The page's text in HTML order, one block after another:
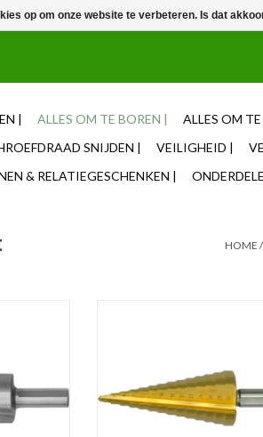
| ALLES OM TE BOREN | ALLES OM TE
SNIJDEN | VEILIGHEID |
& RELATIEGESCHENKEN |
HOME /
op om onze website te verbeteren. Is dat
12u besteld, zelfde dag verzonden